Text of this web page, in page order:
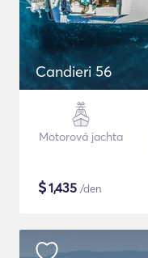
Candieri 56
Motorová jachta
$1,435 /den